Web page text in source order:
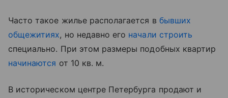
Часто такое жилье располагается в бывших
общежитиях, но недавно его начали строить
специально. При этом размеры подобных квартир
начинаются от 10 кв. м.
В историческом центре Петербурга продают и